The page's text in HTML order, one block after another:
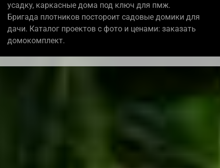
усадку, каркасные дома под ключ для пмж.
Бригада плотников постороит садовые домики для
дачи. Каталог проектов с фото и ценами: заказать
домокомплект.